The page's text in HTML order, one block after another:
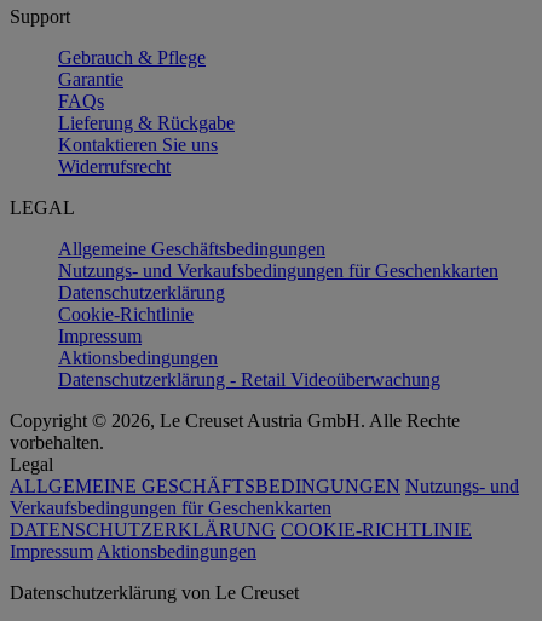
Support
Gebrauch & Pflege
Garantie
FAQs
Lieferung & Rückgabe
Kontaktieren Sie uns
Widerrufsrecht
LEGAL
Allgemeine Geschäftsbedingungen
Nutzungs- und Verkaufsbedingungen für Geschenkkarten
Datenschutzerklärung
Cookie-Richtlinie
Impressum
Aktionsbedingungen
Datenschutzerklärung - Retail Videoüberwachung
Copyright © 2026, Le Creuset Austria GmbH. Alle Rechte
vorbehalten.
Legal
ALLGEMEINE GESCHÄFTSBEDINGUNGEN Nutzungs- und
Verkaufsbedingungen für Geschenkkarten
DATENSCHUTZERKLÄRUNG COOKIE-RICHTLINIE
Impressum Aktionsbedingungen
Datenschutz­erklärung von Le Creuset